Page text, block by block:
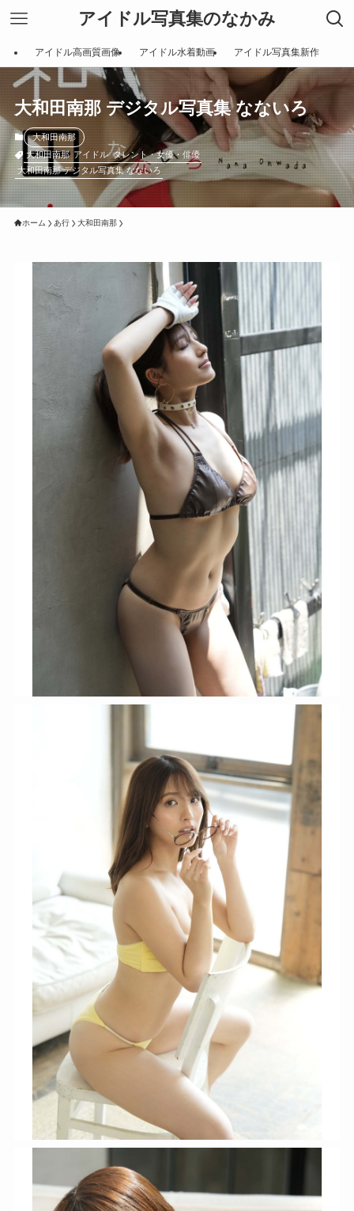
アイドル写真集のなかみ
アイドル高画質画像 アイドル水着動画 アイドル写真集新作
大和田南那 デジタル写真集 なないろ
大和田南那
大和田南那 アイドル タレント・女優・俳優
大和田南那 デジタル写真集 なないろ
ホーム あ行 大和田南那